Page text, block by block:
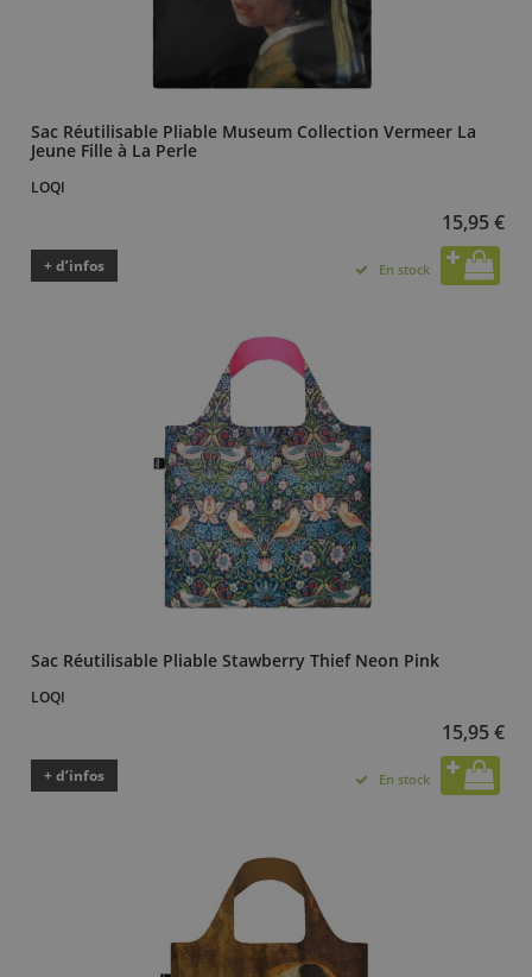
Sac Réutilisable Pliable Museum Collection Vermeer La
Jeune Fille à La Perle
LOQI
15,95 €
+ d’infos En stock
Sac Réutilisable Pliable Stawberry Thief Neon Pink
LOQI
15,95 €
+ d’infos En stock